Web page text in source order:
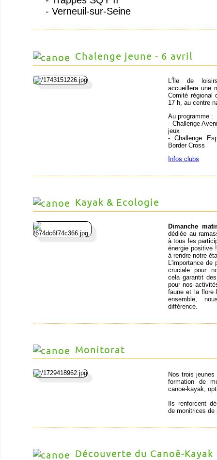
- Verneuil-sur-Seine
Chalenge jeune - 6 avril
L'Île de
accueillera une
Comité régional
17 h, au centre
Au programme :
- Challenge
jeux
- Challenge
Border Cross
Infos clubs
Kayak & Ecologie
Dimanche
dédiée au
à tous les
énergie positive
à rendre notre
L'importance de
cruciale pour
cela garantit
pour nos
faune et la flore
ensemble,
différence.
Monitorat
Nos trois jeunes
formation de
canoë-kayak,
Ils renforcent
de monitrices
Découverte du Canoë-Kayak